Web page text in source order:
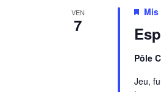
VEN
7
Pôle
Jeu,